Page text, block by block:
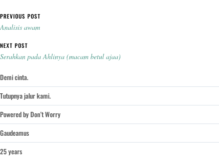
Post navigation
PREVIOUS POST
Analisis awam
NEXT POST
Serahkan pada Ahlinya (macam betul ajaa)
Demi cinta.
Tutupnya jalur kami.
Powered by Don’t Worry
Gaudeamus
25 years